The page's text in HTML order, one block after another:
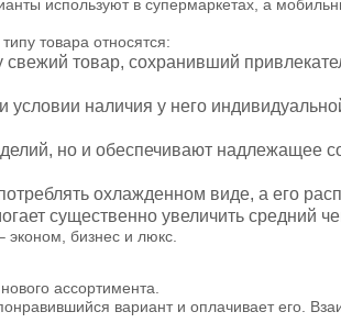
используют в супермаркетах, а
товара относятся:
товар, сохранивший
наличия у него
но и обеспечивают надлежащее
охлажденном виде, а его
существенно увеличить средний
бизнес и люкс.
ассортимента.
вариант и оплачивает его.